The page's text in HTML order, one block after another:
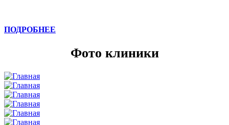
ПОДРОБНЕЕ
Фото клиники